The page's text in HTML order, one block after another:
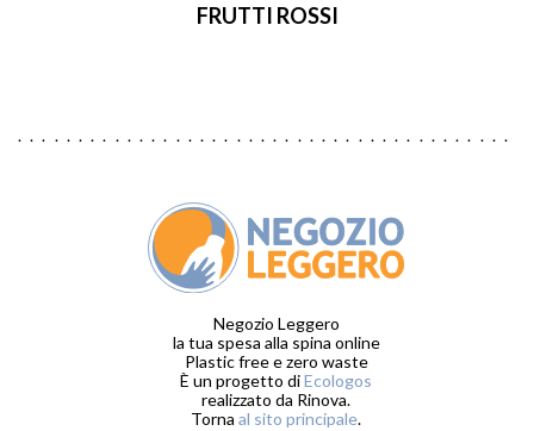
FRUTTI ROSSI
Negozio Leggero
la tua spesa alla spina online
Plastic free e zero waste
È un progetto diEcologos
realizzato da Rinova.
Torna al sito principale.